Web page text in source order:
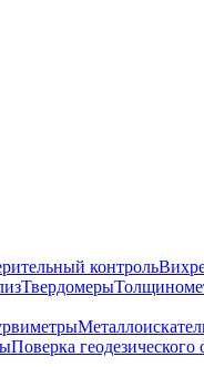
контроль
Твердомеры
Поверка геодезического